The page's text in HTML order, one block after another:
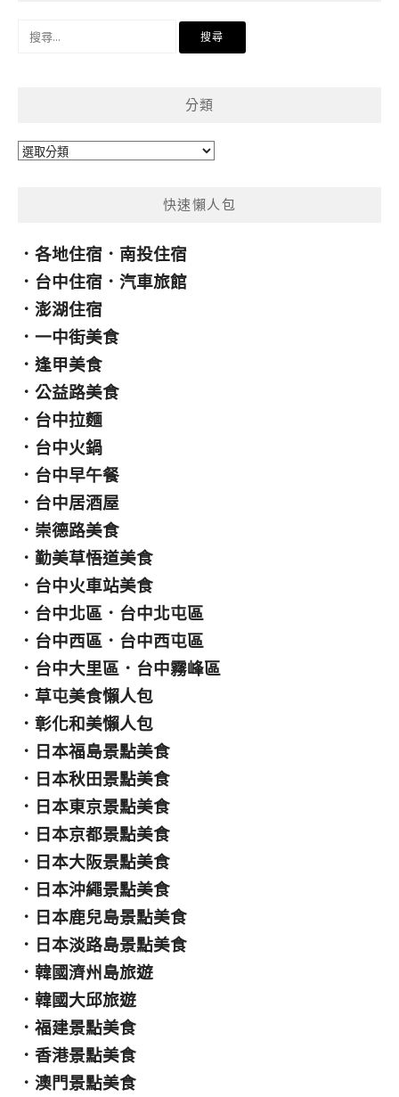
分類
分
快速懶人包
． 各地住宿 ． 南投住宿
． 台中住宿 ． 汽車旅館
． 澎湖住宿
． 一中街美食
． 逢甲美食
． 公益路美食
． 台中拉麵
． 台中火鍋
． 台中早午餐
． 台中居酒屋
． 崇德路美食
． 勤美草悟道美食
． 台中火車站美食
． 台中北區 ． 台中北屯區
． 台中西區 ． 台中西屯區
． 台中大里區 ． 台中霧峰區
． 草屯美食懶人包
． 彰化和美懶人包
． 日本福島景點美食
． 日本秋田景點美食
． 日本東京景點美食
． 日本京都景點美食
． 日本大阪景點美食
． 日本沖繩景點美食
． 日本鹿兒島景點美食
． 日本淡路島景點美食
． 韓國濟州島旅遊
． 韓國大邱旅遊
． 福建景點美食
． 香港景點美食
． 澳門景點美食